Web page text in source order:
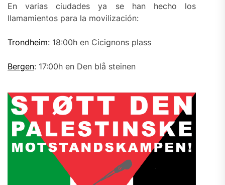
En varias ciudades ya se han hecho los
llamamientos para la movilización:
Trondheim: 18:00h en Cicignons plass
Bergen: 17:00h en Den blå steinen